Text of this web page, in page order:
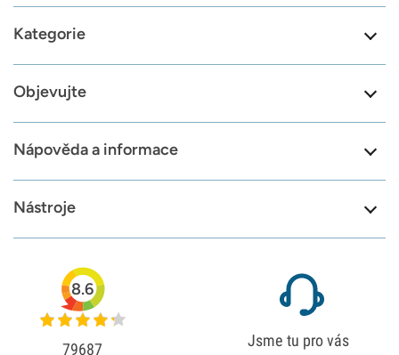
Kategorie
Objevujte
Nápověda a informace
Nástroje
8.6
79687 Jsme tu pro vás